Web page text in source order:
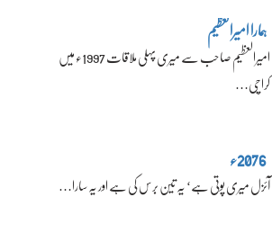
ہمارا امیرالعظیم
امیرالعظیم صاحب سے میری پہلی ملاقات 1997ء میں
کراچی…
2076ء
آئزل میری پوتی ہے‘ یہ تین برس کی ہے اور یہ سارا…